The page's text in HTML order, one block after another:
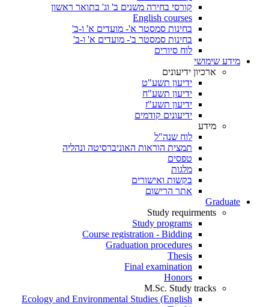
קורסי בחירה משנים ב' וג' בתואר ראשון
English courses
בחינות סמסטר א'- מועדים א' ו-ב'
בחינות סמסטר ב'- מועדים א' ו-ב'
לוח סיורים
מידע שימושי
ארכיון ידיעונים
ידיעון תשע"ט
ידיעון תשע"ח
ידיעון תשע"ז
ידיעונים קודמים
מידע
לוח שנה"ל
תמצית הוראות האוניברסיטה ונהליה
טפסים
מלגות
בקשות ואישורים
אתר הרישום
Graduate
Study requirments
Study programs
Course registration - Bidding
Graduation procedures
Thesis
Final examination
Honors
M.Sc. Study tracks
Ecology and Environmental Studies (English